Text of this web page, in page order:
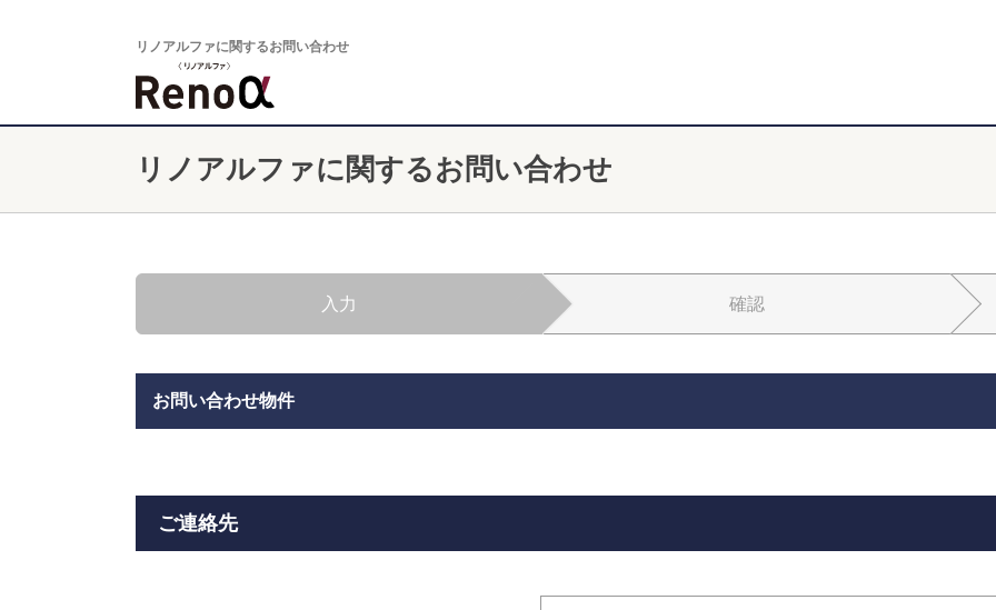
リノアルファに関するお問い合わせ
リノアルファに関するお問い合わせ
入力 確認
お問い合わせ物件
ご連絡先